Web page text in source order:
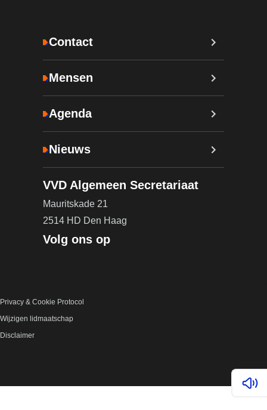
Lees
Contact
Mensen
Agenda
Nieuws
VVD Algemeen Secretariaat
Mauritskade 21
2514 HD Den Haag
Volg ons op
Privacy & Cookie Protocol
Wijzigen lidmaatschap
Disclaimer